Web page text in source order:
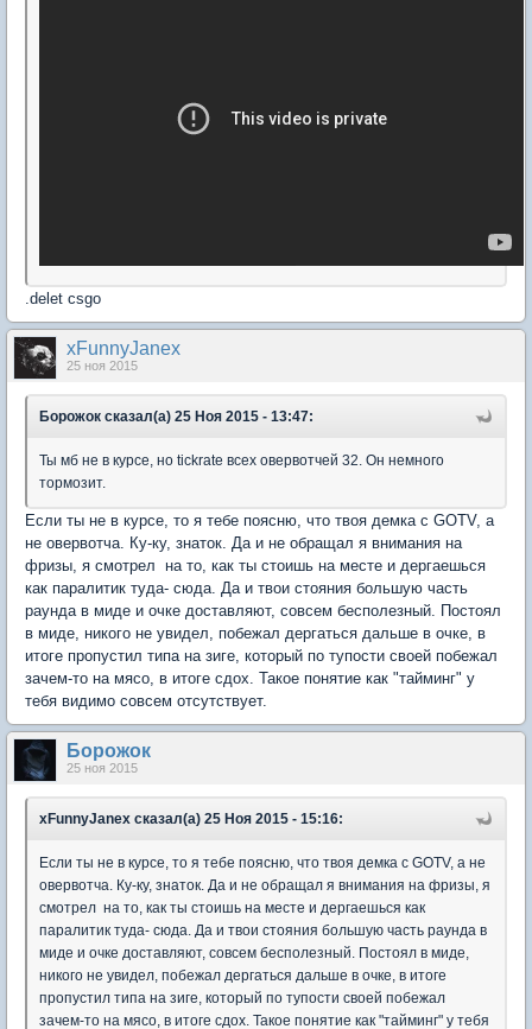
.delet csgo
xFunnyJanex
25 ноя 2015
Борожок сказал(а) 25 Ноя 2015 - 13:47:
Ты мб не в курсе, но tickrate всех овервотчей 32. Он немного
тормозит.
Если ты не в курсе, то я тебе поясню, что твоя демка с GOTV, а
не овервотча. Ку-ку, знаток. Да и не обращал я внимания на
фризы, я смотрел на то, как ты стоишь на месте и дергаешься
как паралитик туда- сюда. Да и твои стояния большую часть
раунда в миде и очке доставляют, совсем бесполезный. Постоял
в миде, никого не увидел, побежал дергаться дальше в очке, в
итоге пропустил типа на зиге, который по тупости своей побежал
зачем-то на мясо, в итоге сдох. Такое понятие как "тайминг" у
тебя видимо совсем отсутствует.
Борожок
25 ноя 2015
xFunnyJanex сказал(а) 25 Ноя 2015 - 15:16:
Если ты не в курсе, то я тебе поясню, что твоя демка с GOTV, а не
овервотча. Ку-ку, знаток. Да и не обращал я внимания на фризы, я
смотрел на то, как ты стоишь на месте и дергаешься как
паралитик туда- сюда. Да и твои стояния большую часть раунда в
миде и очке доставляют, совсем бесполезный. Постоял в миде,
никого не увидел, побежал дергаться дальше в очке, в итоге
пропустил типа на зиге, который по тупости своей побежал
зачем-то на мясо, в итоге сдох. Такое понятие как "тайминг" у тебя